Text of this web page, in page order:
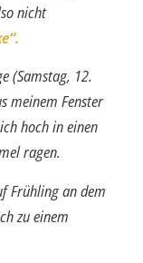
nicht
(Samstag, 12.
meinem Fenster
hoch in einen
ragen.
Frühling an dem
zu einem